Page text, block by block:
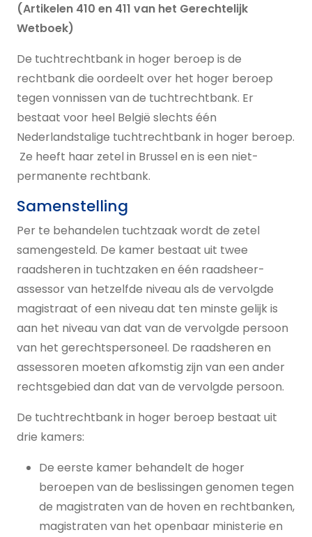
(Artikelen 410 en 411 van het Gerechtelijk
Wetboek)
De tuchtrechtbank in hoger beroep is de
rechtbank die oordeelt over het hoger beroep
tegen vonnissen van de tuchtrechtbank. Er
bestaat voor heel België slechts één
Nederlandstalige tuchtrechtbank in hoger beroep.
Ze heeft haar zetel in Brussel en is een niet-
permanente rechtbank.
Samenstelling
Per te behandelen tuchtzaak wordt de zetel
samengesteld. De kamer bestaat uit twee
raadsheren in tuchtzaken en één raadsheer-
assessor van hetzelfde niveau als de vervolgde
magistraat of een niveau dat ten minste gelijk is
aan het niveau van dat van de vervolgde persoon
van het gerechtspersoneel. De raadsheren en
assessoren moeten afkomstig zijn van een ander
rechtsgebied dan dat van de vervolgde persoon.
De tuchtrechtbank in hoger beroep bestaat uit
drie kamers:
De eerste kamer behandelt de hoger
beroepen van de beslissingen genomen tegen
de magistraten van de hoven en rechtbanken,
magistraten van het openbaar ministerie en